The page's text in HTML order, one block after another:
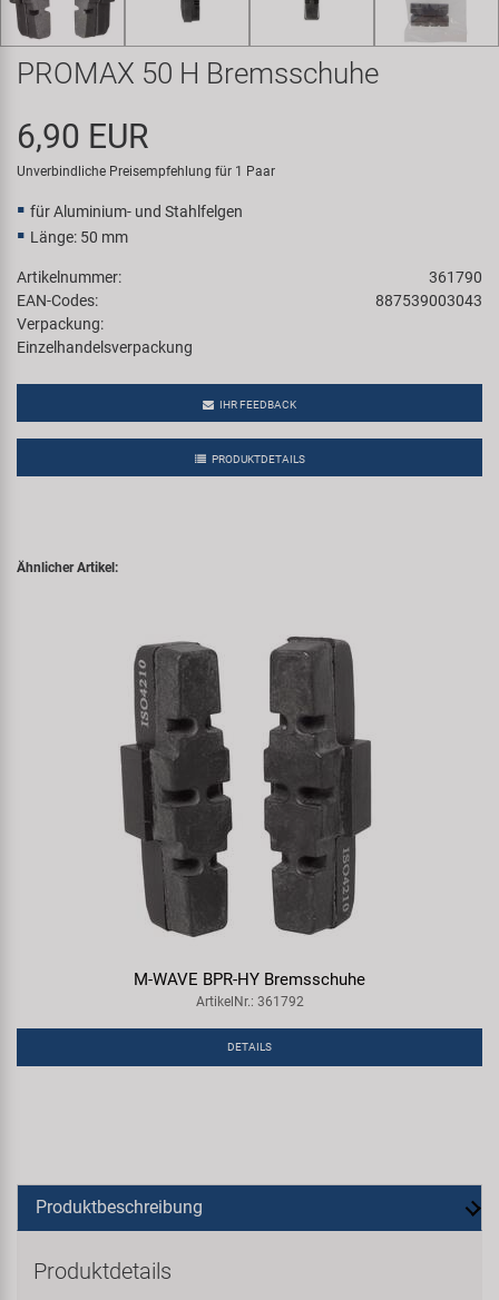
Samox
Smart
SRAM/RockShox
Velo
PROMAX 50 H Bremsschuhe
6,90 EUR
Unverbindliche Preisempfehlung für 1 Paar
für Aluminium- und Stahlfelgen
Länge: 50 mm
Artikelnummer:
361790
EAN-Codes:
887539003043
Verpackung:
Einzelhandelsverpackung
IHR FEEDBACK
PRODUKTDETAILS
Ähnlicher Artikel:
M-WAVE BPR-HY Bremsschuhe
ArtikelNr.: 361792
DETAILS
Produktbeschreibung
Produktdetails